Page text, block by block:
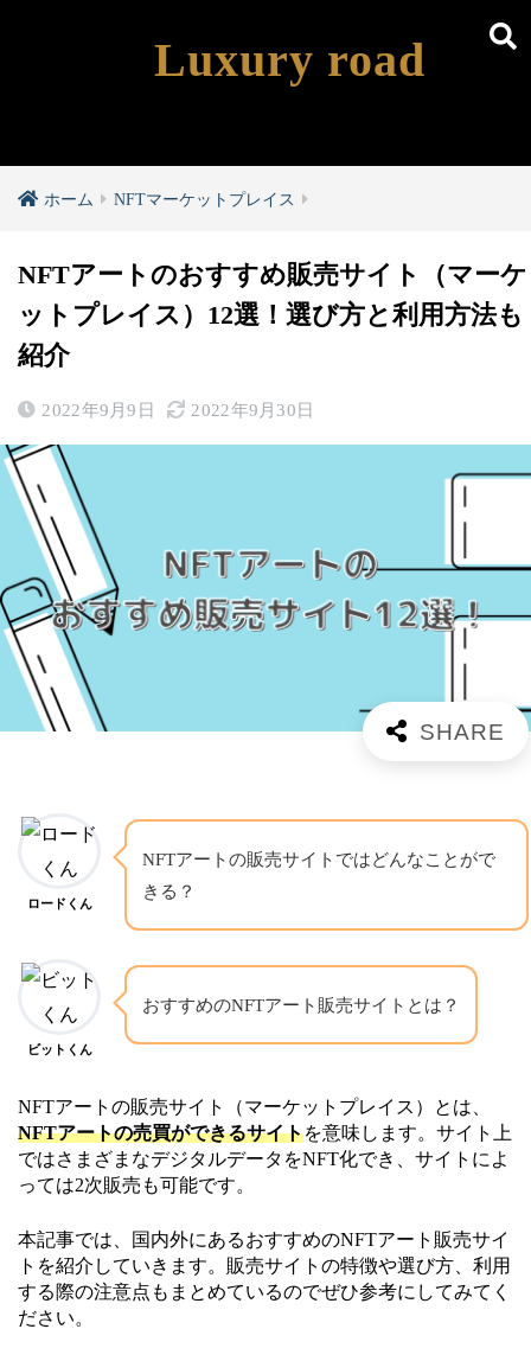
Luxury road
ホーム NFTマーケットプレイス
NFTアートのおすすめ販売サイト（マーケ
ットプレイス）12選！選び方と利用方法も
紹介
2022年9月9日 2022年9月30日
ロードくん
NFTアートの販売サイトではどんなことがで
きる？
ビットくん
おすすめのNFTアート販売サイトとは？
NFTアートの販売サイト（マーケットプレイス）とは、
NFTアートの売買ができるサイトを意味します。サイト上
ではさまざまなデジタルデータをNFT化でき、サイトによ
っては2次販売も可能です。
本記事では、国内外にあるおすすめのNFTアート販売サイ
トを紹介していきます。販売サイトの特徴や選び方、利用
する際の注意点もまとめているのでぜひ参考にしてみてく
ださい。